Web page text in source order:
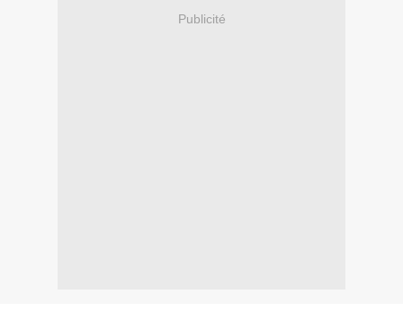
Publicité